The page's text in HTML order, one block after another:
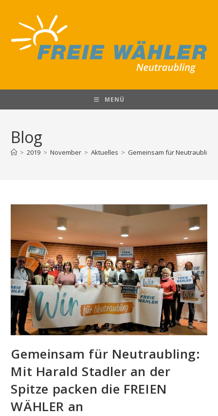
springen
MENÜ
Blog
> 2019 > November > Aktuelles > Gemeinsam für Neutraubling:
Gemeinsam für Neutraubling:
Mit Harald Stadler an der
Spitze packen die FREIEN
WÄHLER an